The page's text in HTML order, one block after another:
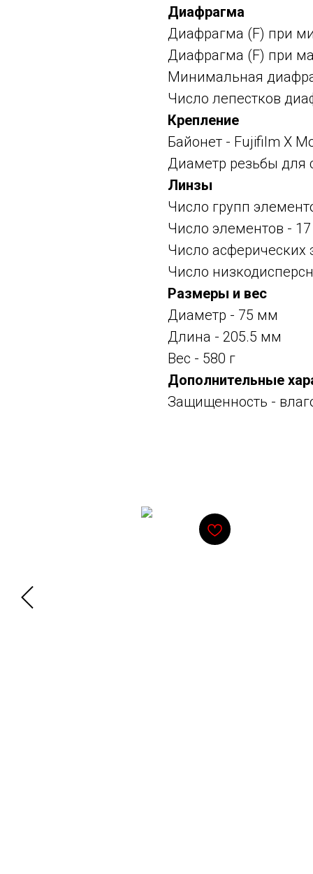
Диафрагма
Диафрагма (F) при
Диафрагма (F) при
Минимальная
Число лепестков
Крепление
Байонет - Fujifilm X
Диаметр резьбы для
Линзы
Число групп
Число элементов - 17
Число асферических
Число
Размеры и вес
Диаметр - 75 мм
Длина - 205.5 мм
Вес - 580 г
Дополнительные
Защищенность -